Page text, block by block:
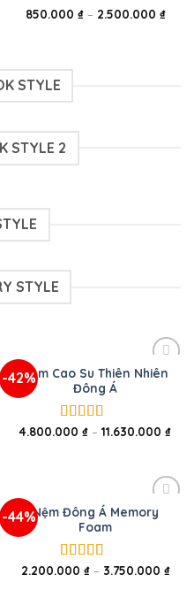
Được xếp
850.000 ₫– 2.500.000 ₫
STYLE
STYLE 2
STYLE
-42%Nệm Cao Su Thiên Nhiên
Đông Á
Được xếp
4.800.000 ₫ – 11.630.000 ₫
-44%Nệm Đông Á Memory
Foam
Được xếp
2.200.000 ₫– 3.750.000 ₫